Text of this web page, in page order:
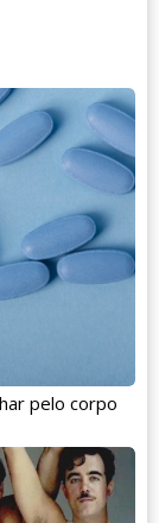
pelo corpo